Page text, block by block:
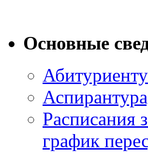
Основные
Абитуриенту
Расписания
график